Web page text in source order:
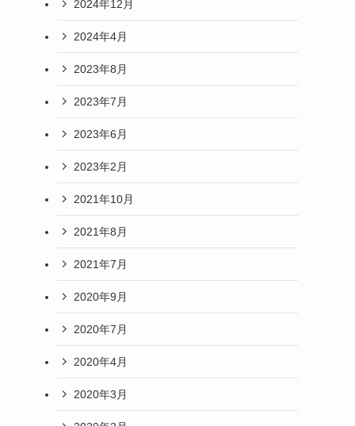
2024年12月
2024年4月
2023年8月
2023年7月
2023年6月
2023年2月
2021年10月
2021年8月
2021年7月
2020年9月
2020年7月
2020年4月
2020年3月